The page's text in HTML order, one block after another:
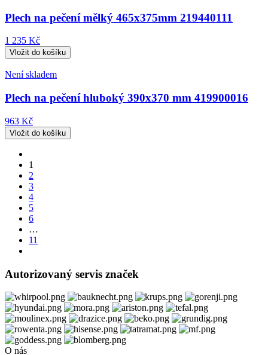
Plech na pečení mělký 465x375mm 219440111
1 235 Kč
Není skladem
Plech na pečení hluboký 390x370 mm 419900016
963 Kč
1
2
3
4
5
6
…
11
Autorizovaný servis značek
O nás